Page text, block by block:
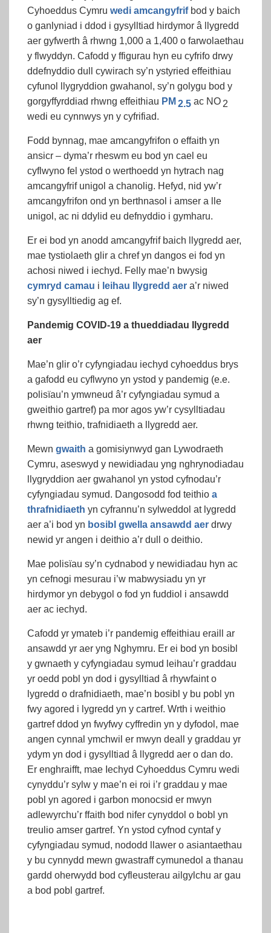
Cyhoeddus Cymru wedi amcangyfrifbod y baich
o ganlyniad i ddod i gysylltiad hirdymor â llygredd
aer gyfwerth â rhwng 1,000 a 1,400 o farwolaethau
y flwyddyn. Cafodd y ffigurau hyn eu cyfrifo drwy
ddefnyddio dull cywirach sy’n ystyried effeithiau
cyfunol llygryddion gwahanol, sy’n golygu bod y
gorgyffyrddiad rhwng effeithiau PM 2.5 ac NO 2
wedi eu cynnwys yn y cyfrifiad.
Fodd bynnag, mae amcangyfrifon o effaith yn
ansicr – dyma’r rheswm eu bod yn cael eu
cyflwyno fel ystod o werthoedd yn hytrach nag
amcangyfrif unigol a chanolig. Hefyd, nid yw’r
amcangyfrifon ond yn berthnasol i amser a lle
unigol, ac ni ddylid eu defnyddio i gymharu.
Er ei bod yn anodd amcangyfrif baich llygredd aer,
mae tystiolaeth glir a chref yn dangos ei fod yn
achosi niwed i iechyd. Felly mae’n bwysig
cymryd camau i leihau llygredd aer a’r niwed
sy’n gysylltiedig ag ef.
Pandemig COVID-19 a thueddiadau llygredd
aer
Mae’n glir o’r cyfyngiadau iechyd cyhoeddus brys
a gafodd eu cyflwyno yn ystod y pandemig (e.e.
polisïau’n ymwneud â’r cyfyngiadau symud a
gweithio gartref) pa mor agos yw’r cysylltiadau
rhwng teithio, trafnidiaeth a llygredd aer.
Mewn gwaith a gomisiynwyd gan Lywodraeth
Cymru, aseswyd y newidiadau yng nghrynodiadau
llygryddion aer gwahanol yn ystod cyfnodau’r
cyfyngiadau symud. Dangosodd fod teithio a
thrafnidiaeth yn cyfrannu’n sylweddol at lygredd
aer a’i bod yn bosibl gwella ansawdd aer drwy
newid yr angen i deithio a’r dull o deithio.
Mae polisïau sy’n cydnabod y newidiadau hyn ac
yn cefnogi mesurau i’w mabwysiadu yn yr
hirdymor yn debygol o fod yn fuddiol i ansawdd
aer ac iechyd.
Cafodd yr ymateb i’r pandemig effeithiau eraill ar
ansawdd yr aer yng Nghymru. Er ei bod yn bosibl
y gwnaeth y cyfyngiadau symud leihau’r graddau
yr oedd pobl yn dod i gysylltiad â rhywfaint o
lygredd o drafnidiaeth, mae’n bosibl y bu pobl yn
fwy agored i lygredd yn y cartref. Wrth i weithio
gartref ddod yn fwyfwy cyffredin yn y dyfodol, mae
angen cynnal ymchwil er mwyn deall y graddau yr
ydym yn dod i gysylltiad â llygredd aer o dan do.
Er enghraifft, mae Iechyd Cyhoeddus Cymru wedi
cynyddu’r sylw y mae’n ei roi i’r graddau y mae
pobl yn agored i garbon monocsid er mwyn
adlewyrchu’r ffaith bod nifer cynyddol o bobl yn
treulio amser gartref. Yn ystod cyfnod cyntaf y
cyfyngiadau symud, nododd llawer o asiantaethau
y bu cynnydd mewn gwastraff cymunedol a thanau
gardd oherwydd bod cyfleusterau ailgylchu ar gau
a bod pobl gartref.